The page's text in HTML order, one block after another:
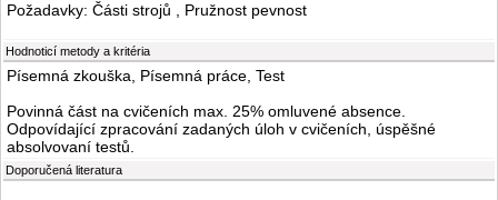
Požadavky: Části strojů , Pružnost pevnost
Hodnoticí metody a kritéria
Písemná zkouška, Písemná práce, Test
Povinná část na cvičeních max. 25% omluvené absence.
Odpovídající zpracování zadaných úloh v cvičeních, úspěšné
absolvovaní testů.
Doporučená literatura